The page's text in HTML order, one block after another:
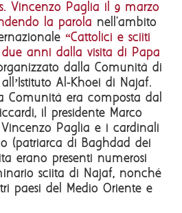
Vincenzo Paglia il 9 marzo
la parola nell'ambito
“Cattolici e sciiti
anni dalla visita di Papa
dalla Comunità di
Al-Khoei di Najaf.
Comunità era composta dal
il presidente Marco
Paglia e i cardinali
(patriarca di Baghdad dei
erano presenti numerosi
sciita di Najaf, nonché
paesi del Medio Oriente e